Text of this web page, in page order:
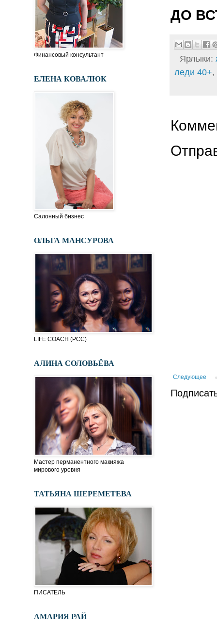
ДО
Ярлыки:
леди 40+,
Следующее
Финансовый консультант
ЕЛЕНА КОВАЛЮК
Салонный бизнес
ОЛЬГА МАНСУРОВА
LIFE COACH (PСC)
АЛИНА СОЛОВЬЁВА
Мастер перманентного макияжа
мирового уровня
ТАТЬЯНА ШЕРЕМЕТЕВА
ПИСАТЕЛЬ
АМАРИЯ РАЙ